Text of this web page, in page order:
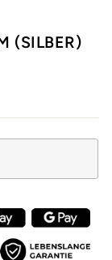
(SILBER)